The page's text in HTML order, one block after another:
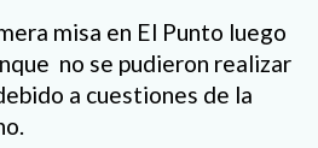
misa en El Punto luego
no se pudieron realizar
a cuestiones de la